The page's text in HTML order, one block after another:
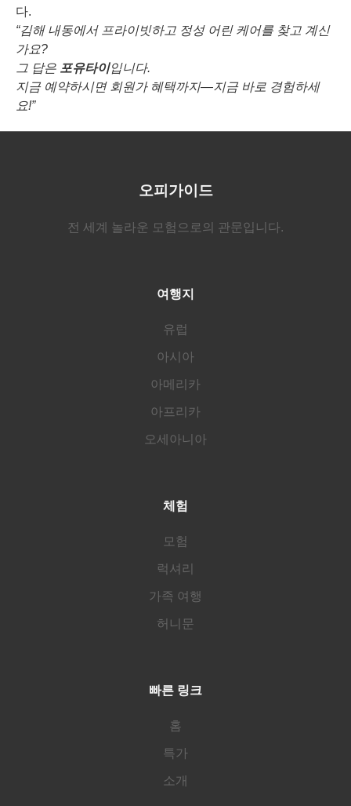
다.
“김해 내동에서 프라이빗하고 정성 어린 케어를 찾고 계신
가요?
그 답은 포유타이입니다.
지금 예약하시면 회원가 혜택까지—지금 바로 경험하세
요!”
오피가이드
전 세계 놀라운 모험으로의 관문입니다.
여행지
유럽
아시아
아메리카
아프리카
오세아니아
체험
모험
럭셔리
가족 여행
허니문
빠른 링크
홈
특가
소개